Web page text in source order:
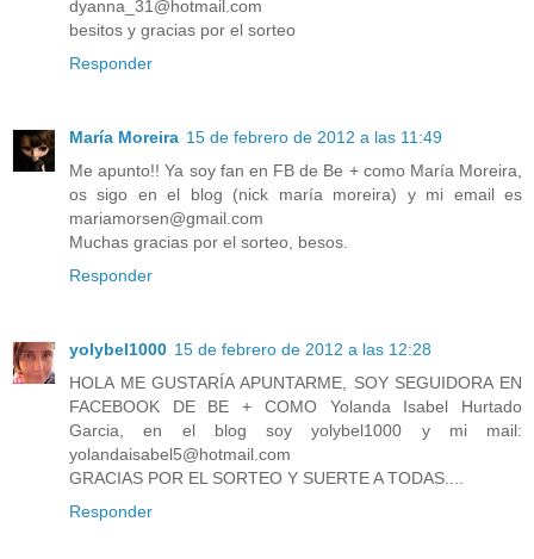
dyanna_31@hotmail.com
besitos y gracias por el sorteo
Responder
María Moreira 15 de febrero de 2012 a las 11:49
Me apunto!! Ya soy fan en FB de Be + como María Moreira,
os sigo en el blog (nick maría moreira) y mi email es
mariamorsen@gmail.com
Muchas gracias por el sorteo, besos.
Responder
yolybel1000 15 de febrero de 2012 a las 12:28
HOLA ME GUSTARÍA APUNTARME, SOY SEGUIDORA EN
FACEBOOK DE BE + COMO Yolanda Isabel Hurtado
Garcia, en el blog soy yolybel1000 y mi mail:
yolandaisabel5@hotmail.com
GRACIAS POR EL SORTEO Y SUERTE A TODAS....
Responder